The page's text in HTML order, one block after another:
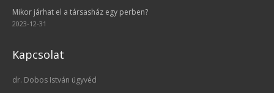
Mikor járhat el a társasház egy perben?
2023-12-31
Kapcsolat
dr. Dobos István ügyvéd